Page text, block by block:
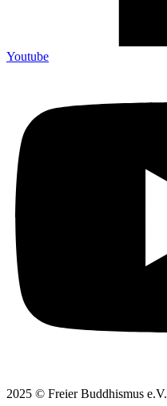
Youtube
2025 © Freier Buddhismus e.V.